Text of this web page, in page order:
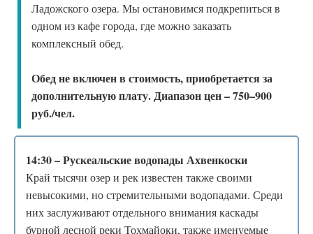
Ладожского озера. Мы остановимся подкрепиться в
одном из кафе города, где можно заказать
комплексный обед.
Обед не включен в стоимость, приобретается за
дополнительную плату. Диапазон цен – 750–900
руб./чел.
14:30 – Рускеальские водопады Ахвенкоски
Край тысячи озер и рек известен также своими
невысокими, но стремительными водопадами. Среди
них заслуживают отдельного внимания каскады
бурной лесной реки Тохмайоки, также именуемые